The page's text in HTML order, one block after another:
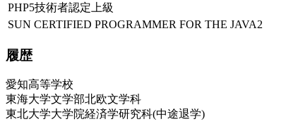
PHP5技術者認定上級
SUN CERTIFIED PROGRAMMER FOR THE JAVA2
履歴
愛知高等学校
東海大学文学部北欧文学科
東北大学大学院経済学研究科(中途退学)